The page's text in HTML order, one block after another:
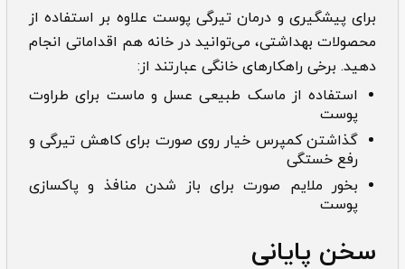
برای پیشگیری و درمان تیرگی پوست علاوه بر استفاده از
محصولات بهداشتی، می‌توانید در خانه هم اقداماتی انجام
دهید. برخی راهکارهای خانگی عبارتند از:
استفاده از ماسک طبیعی عسل و ماست برای طراوت
پوست
گذاشتن کمپرس خیار روی صورت برای کاهش تیرگی و
رفع خستگی
بخور ملایم صورت برای باز شدن منافذ و پاکسازی
پوست
سخن پایانی